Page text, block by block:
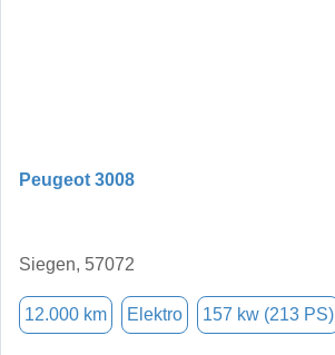
Peugeot 3008
Siegen, 57072
12.000 km Elektro 157 kw (213 PS)